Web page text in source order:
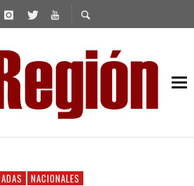
NACIONALES